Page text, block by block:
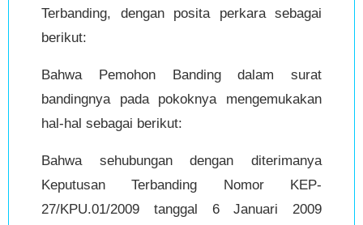
Terbanding, dengan posita perkara sebagai
berikut:
Bahwa Pemohon Banding dalam surat
bandingnya pada pokoknya mengemukakan
hal-hal sebagai berikut:
Bahwa sehubungan dengan diterimanya
Keputusan Terbanding Nomor KEP-
27/KPU.01/2009 tanggal 6 Januari 2009